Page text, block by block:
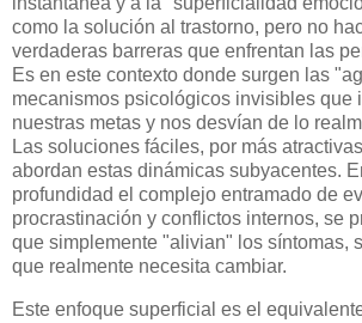
como la solución al trastorno, pero no
verdaderas barreras que enfrentan las
Es en este contexto donde surgen las
mecanismos psicológicos invisibles que
nuestras metas y nos desvían de lo
Las soluciones fáciles, por más
abordan estas dinámicas subyacentes.
profundidad el complejo entramado de
procrastinación y conflictos internos, se
que simplemente "alivian" los síntomas,
que realmente necesita cambiar.
Este enfoque superficial es el